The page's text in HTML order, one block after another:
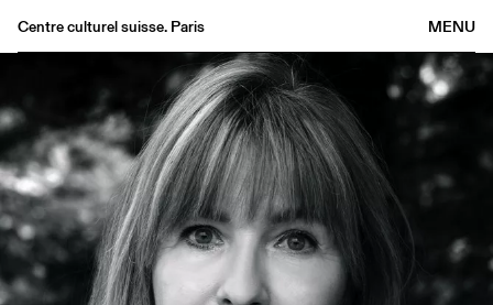
MENU
Centre culturel suisse. Paris
Bookshop
Buvette
Archives
Medias
Publications
About